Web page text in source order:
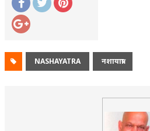
NASHAYATRA नशायात्रा